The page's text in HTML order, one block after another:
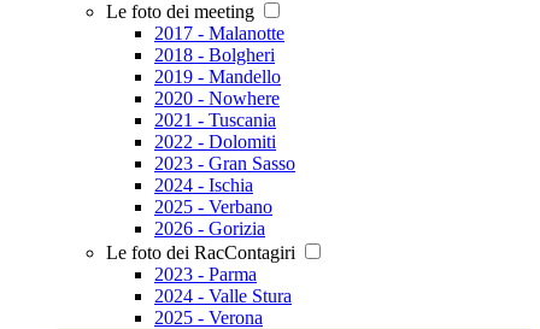
Le foto dei meeting
2017 - Malanotte
2018 - Bolgheri
2019 - Mandello
2020 - Nowhere
2021 - Tuscania
2022 - Dolomiti
2023 - Gran Sasso
2024 - Ischia
2025 - Verbano
2026 - Gorizia
Le foto dei RacContagiri
2023 - Parma
2024 - Valle Stura
2025 - Verona